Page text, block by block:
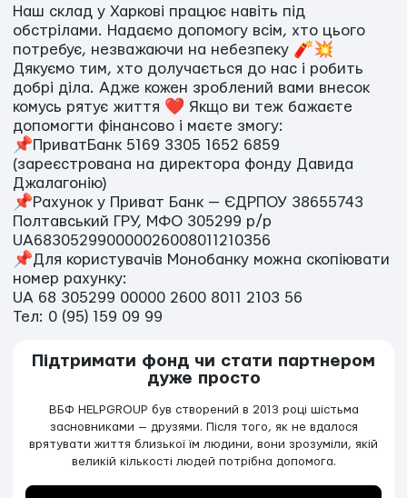
Наш склад у Харкові працює навіть під
обстрілами. Надаємо допомогу всім, хто цього
потребує, незважаючи на небезпеку 🧨💥
Дякуємо тим, хто долучається до нас і робить
добрі діла. Адже кожен зроблений вами внесок
комусь рятує життя ❤️ Якщо ви теж бажаєте
допомогти фінансово і маєте змогу:
📌ПриватБанк 5169 3305 1652 6859
(зареєстрована на директора фонду Давида
Джалагонію)
📌Рахунок у Приват Банк — ЄДРПОУ 38655743
Полтавський ГРУ, МФО 305299 р/р
UA683052990000026008011210356
📌Для користувачів Монобанку можна скопіювати
номер рахунку:
UA 68 305299 00000 2600 8011 2103 56
Тел: 0 (95) 159 09 99
Підтримати фонд чи стати партнером
дуже просто
ВБФ HELPGROUP був створений в 2013 році шістьма
засновниками — друзями. Після того, як не вдалося
врятувати життя близької їм людини, вони зрозуміли, якій
великій кількості людей потрібна допомога.